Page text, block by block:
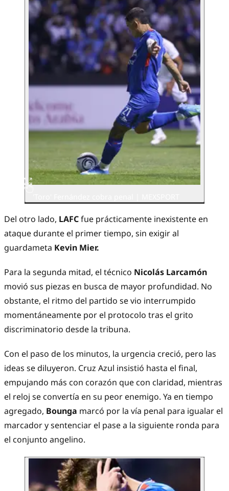
Del otro lado, LAFCfue prácticamente inexistente en
ataque durante el primer tiempo, sin exigir al
guardameta Kevin Mier.
Para la segunda mitad, el técnico Nicolás Larcamón
movió sus piezas en busca de mayor profundidad. No
obstante, el ritmo del partido se vio interrumpido
momentáneamente por el protocolo tras el grito
discriminatorio desde la tribuna.
Con el paso de los minutos, la urgencia creció, pero las
ideas se diluyeron. Cruz Azul insistió hasta el final,
empujando más con corazón que con claridad, mientras
el reloj se convertía en su peor enemigo. Ya en tiempo
agregado, Bounga marcó por la vía penal para igualar el
marcador y sentenciar el pase a la siguiente ronda para
el conjunto angelino.